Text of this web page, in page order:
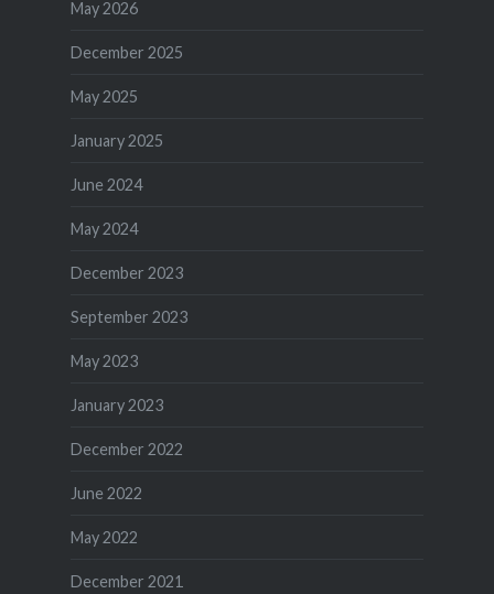
May 2026
December 2025
May 2025
January 2025
June 2024
May 2024
December 2023
September 2023
May 2023
January 2023
December 2022
June 2022
May 2022
December 2021